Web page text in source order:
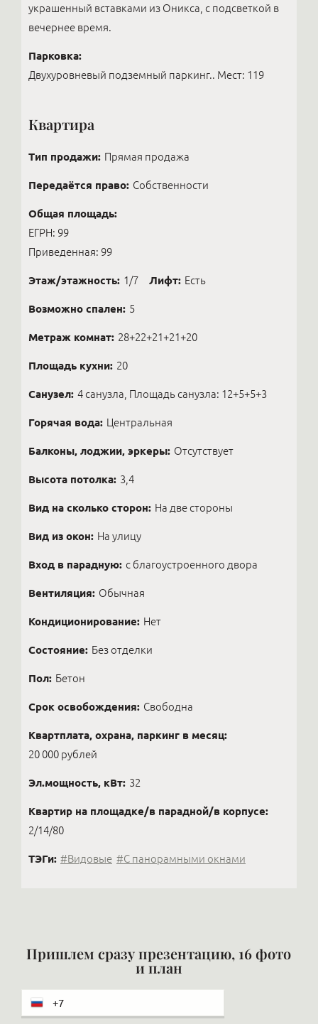
украшенный вставками из Оникса, с подсветкой в
вечернее время.
Парковка:
Двухуровневый подземный паркинг.. Мест: 119
Квартира
Тип продажи: Прямая продажа
Передаётся право: Собственности
Общая площадь:
ЕГРН: 99
Приведенная: 99
Этаж/этажность: 1/7 Лифт: Есть
Возможно спален: 5
Метраж комнат: 28+22+21+21+20
Площадь кухни: 20
Санузел: 4 санузла, Площадь санузла: 12+5+5+3
Горячая вода: Центральная
Балконы, лоджии, эркеры: Отсутствует
Высота потолка: 3,4
Вид на сколько сторон: На две стороны
Вид из окон: На улицу
Вход в парадную: с благоустроенного двора
Вентиляция: Обычная
Кондиционирование: Нет
Состояние: Без отделки
Пол: Бетон
Срок освобождения: Свободна
Квартплата, охрана, паркинг в месяц:
20 000 рублей
Эл.мощность, кВт: 32
Квартир на площадке/в парадной/в корпусе:
2/14/80
ТЭГи: #Видовые #С панорамными окнами
Пришлем сразу презентацию, 16 фото
и план